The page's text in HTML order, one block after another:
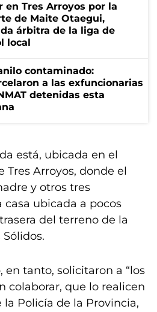
en Tres Arroyos por la
de Maite Otaegui,
árbitra de la liga de
local
contaminado:
a las exfuncionarias
detenidas esta
está, ubicada en el
Tres Arroyos, donde el
y otros tres
ubicada a pocos
del terreno de la
en tanto, solicitaron a “los
colaborar, que lo realicen
la Policía de la Provincia,